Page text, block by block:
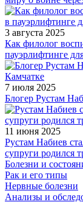
3 августа 2025
Как филолог
пауэрлифтинге
7 июля 2025
Блогер Рустам
11 июня 2025
Рустам Набиев
супруги родился
Болезни и
Рак и его типы
Нервные болезни
Анализы и